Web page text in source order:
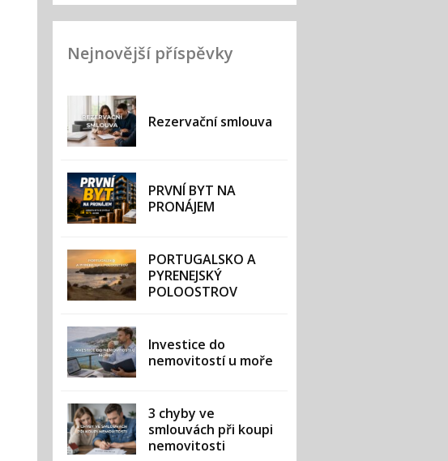
Nejnovější příspěvky
Rezervační smlouva
PRVNÍ BYT NA
PRONÁJEM
PORTUGALSKO A
PYRENEJSKÝ
POLOOSTROV
Investice do
nemovitostí u moře
3 chyby ve
smlouvách při koupi
nemovitosti